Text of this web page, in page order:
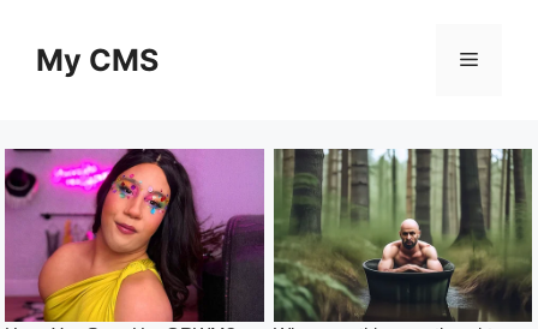
contentMy CMS Menu